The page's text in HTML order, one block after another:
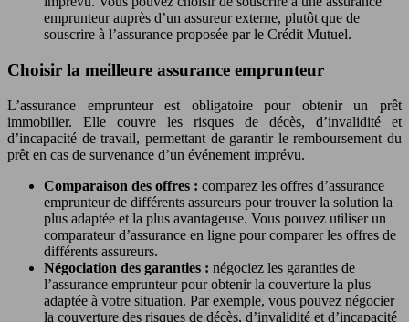
emprunteur auprès d’un assureur externe, plutôt que de
souscrire à l’assurance proposée par le Crédit Mutuel.
Choisir la meilleure assurance emprunteur
L’assurance emprunteur est obligatoire pour obtenir un prêt
immobilier. Elle couvre les risques de décès, d’invalidité et
d’incapacité de travail, permettant de garantir le remboursement du
prêt en cas de survenance d’un événement imprévu.
Comparaison des offres : comparez les offres d’assurance
emprunteur de différents assureurs pour trouver la solution la
plus adaptée et la plus avantageuse. Vous pouvez utiliser un
comparateur d’assurance en ligne pour comparer les offres de
différents assureurs.
Négociation des garanties : négociez les garanties de
l’assurance emprunteur pour obtenir la couverture la plus
adaptée à votre situation. Par exemple, vous pouvez négocier
la couverture des risques de décès, d’invalidité et d’incapacité